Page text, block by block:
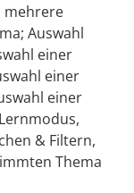
mehrere
Auswahl
einer
einer
einer
& Filtern,
Thema